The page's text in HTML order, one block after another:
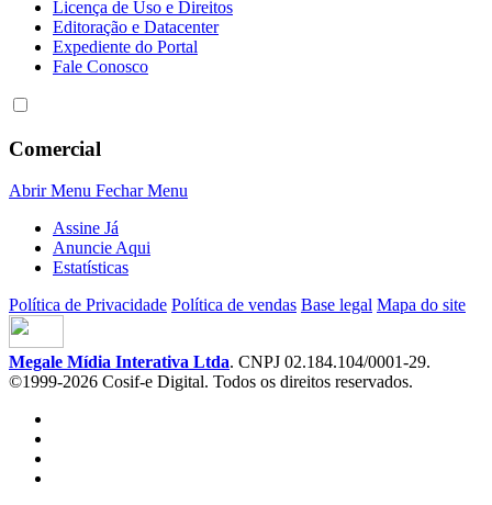
Licença de Uso e Direitos
Editoração e Datacenter
Expediente do Portal
Fale Conosco
Comercial
Abrir Menu Fechar Menu
Assine Já
Anuncie Aqui
Estatísticas
Política de Privacidade Política de vendas Base legal Mapa do site
Megale Mídia Interativa Ltda. CNPJ 02.184.104/0001-29.
©1999-2026 Cosif-e Digital. Todos os direitos reservados.